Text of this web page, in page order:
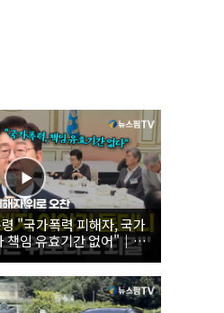
"국가폭력 피해자, 국가
임 유효기간 없어"｜
해자 위로 오찬